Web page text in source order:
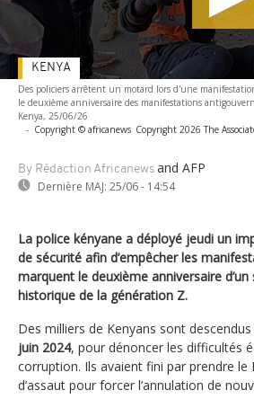
Des policiers arrêtent un motard lors d'une
le deuxième anniversaire des manifestations
Kenya, 25/06/26
- Copyright © africanews Copyright 2026 The
By Rédaction Africanews and AFP
Dernière MAJ: 25/06 - 14:54
KENYA
La police kényane a déployé jeudi un
de sécurité afin d’empêcher les
marquent le deuxième anniversaire
historique de la génération Z.
Des milliers de Kenyans sont
juin 2024, pour dénoncer les difficultés
corruption. Ils avaient fini par prendre le
d’assaut pour forcer l’annulation de